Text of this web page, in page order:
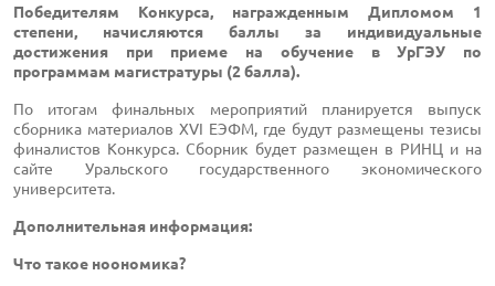
Победителям Конкурса, награжденным Дипломом 1
степени, начисляются баллы за индивидуальные
достижения при приеме на обучение в УрГЭУ по
программам магистратуры (2 балла).
По итогам финальных мероприятий планируется выпуск
сборника материалов XVI ЕЭФМ, где будут размещены тезисы
финалистов Конкурса. Сборник будет размещен в РИНЦ и на
сайте Уральского государственного экономического
университета.
Дополнительная информация:
Что такое ноономика?